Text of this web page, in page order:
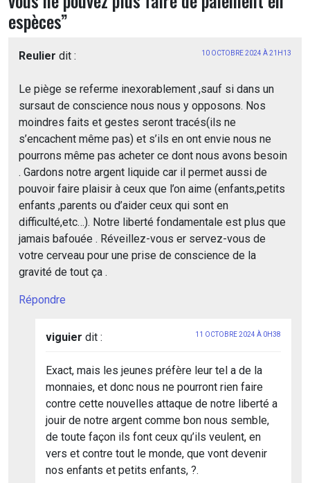
espèces”
Reulier dit : 10 OCTOBRE 2024 À 21H13
Le piège se referme inexorablement ,sauf si dans un
sursaut de conscience nous nous y opposons. Nos
moindres faits et gestes seront tracés(ils ne
s’encachent même pas) et s’ils en ont envie nous ne
pourrons même pas acheter ce dont nous avons besoin
. Gardons notre argent liquide car il permet aussi de
pouvoir faire plaisir à ceux que l’on aime (enfants,petits
enfants ,parents ou d’aider ceux qui sont en
difficulté,etc…). Notre liberté fondamentale est plus que
jamais bafouée . Réveillez-vous er servez-vous de
votre cerveau pour une prise de conscience de la
gravité de tout ça .
Répondre
viguier dit : 11 OCTOBRE 2024 À 0H38
Exact, mais les jeunes préfère leur tel a de la
monnaies, et donc nous ne pourront rien faire
contre cette nouvelles attaque de notre liberté a
jouir de notre argent comme bon nous semble,
de toute façon ils font ceux qu’ils veulent, en
vers et contre tout le monde, que vont devenir
nos enfants et petits enfants, ?.